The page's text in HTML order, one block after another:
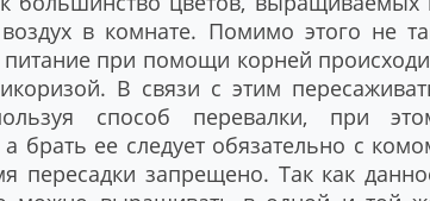
в комнате. Помимо этого не
при помощи корней
В связи с этим
способ перевалки, при
брать ее следует обязательно с
пересадки запрещено. Так как